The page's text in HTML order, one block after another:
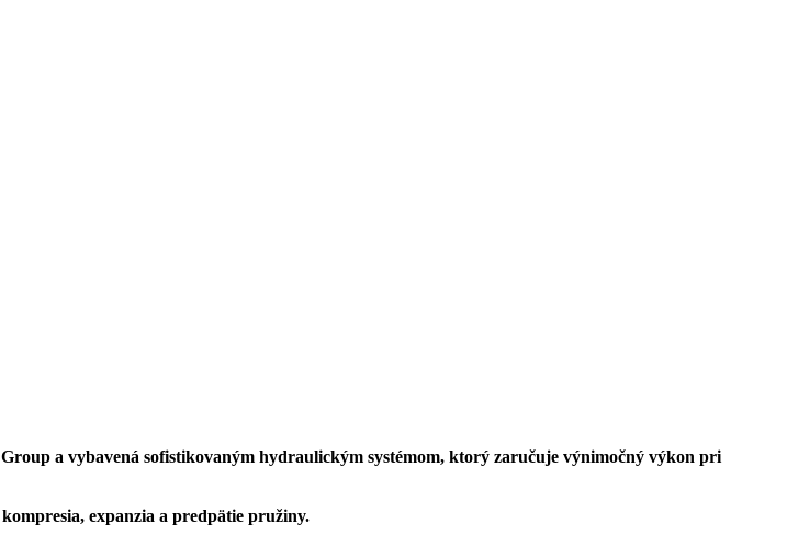
a vybavená sofistikovaným hydraulickým systémom, ktorý zaručuje výnimočný výkon pri
expanzia a predpätie pružiny.